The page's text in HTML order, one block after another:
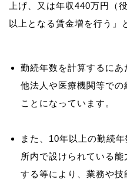
上げ、又は年収440万円（
勤続年数を計算するにあ
他法人や医療機関等で
ことになっています。
また、10年以上の勤続
所内で設けられている
する等により、業務や